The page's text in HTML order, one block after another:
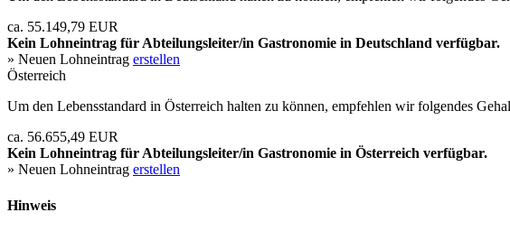
ca. 55.149,79 EUR
Kein Lohneintrag fürAbteilungsleiter/in Gastronomie in Deutschland verfügbar.
» Neuen Lohneintrag erstellen
Österreich
Um den Lebensstandard in Österreich halten zu können, empfehlen wir folgendes
ca. 56.655,49 EUR
Kein Lohneintrag fürAbteilungsleiter/in Gastronomie in Österreich verfügbar.
» Neuen Lohneintrag erstellen
Hinweis